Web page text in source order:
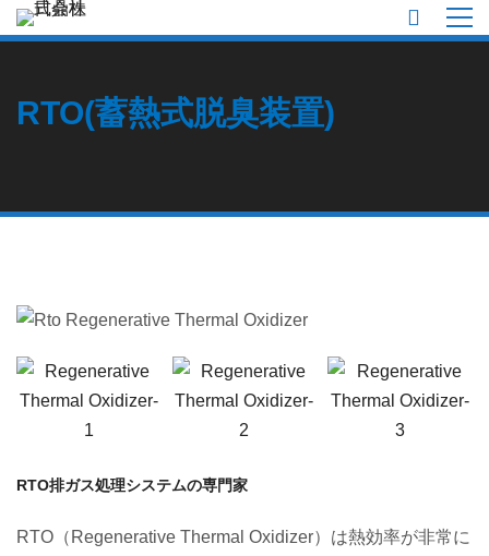
RTO(蓄熱式脱臭装置)
RTO排ガス処理システムの専門家
RTO（Regenerative Thermal Oxidizer）は熱効率が非常に